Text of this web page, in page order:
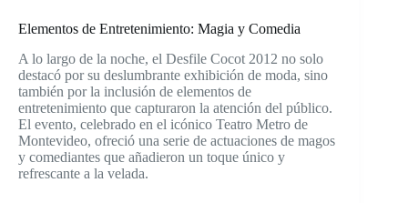
Elementos de Entretenimiento: Magia y Comedia
A lo largo de la noche, el Desfile Cocot 2012 no solo
destacó por su deslumbrante exhibición de moda, sino
también por la inclusión de elementos de
entretenimiento que capturaron la atención del público.
El evento, celebrado en el icónico Teatro Metro de
Montevideo, ofreció una serie de actuaciones de magos
y comediantes que añadieron un toque único y
refrescante a la velada.